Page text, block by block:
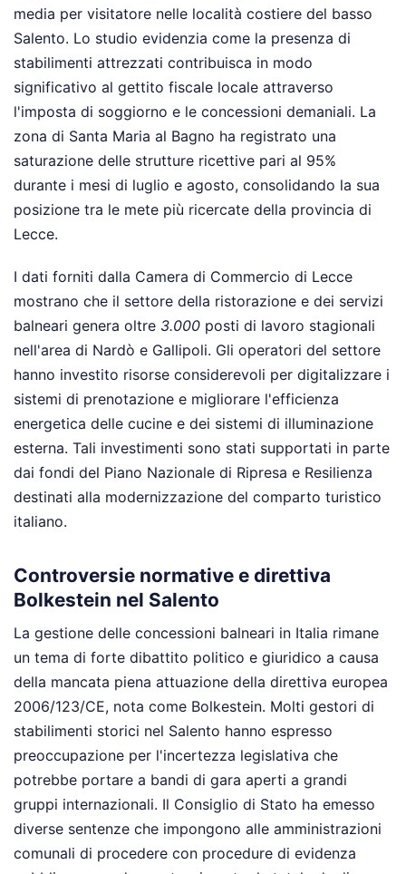
media per visitatore nelle località costiere del basso
Salento. Lo studio evidenzia come la presenza di
stabilimenti attrezzati contribuisca in modo
significativo al gettito fiscale locale attraverso
l'imposta di soggiorno e le concessioni demaniali. La
zona di Santa Maria al Bagno ha registrato una
saturazione delle strutture ricettive pari al 95%
durante i mesi di luglio e agosto, consolidando la sua
posizione tra le mete più ricercate della provincia di
Lecce.
I dati forniti dalla Camera di Commercio di Lecce
mostrano che il settore della ristorazione e dei servizi
balneari genera oltre 3.000 posti di lavoro stagionali
nell'area di Nardò e Gallipoli. Gli operatori del settore
hanno investito risorse considerevoli per digitalizzare i
sistemi di prenotazione e migliorare l'efficienza
energetica delle cucine e dei sistemi di illuminazione
esterna. Tali investimenti sono stati supportati in parte
dai fondi del Piano Nazionale di Ripresa e Resilienza
destinati alla modernizzazione del comparto turistico
italiano.
Controversie normative e direttiva
Bolkestein nel Salento
La gestione delle concessioni balneari in Italia rimane
un tema di forte dibattito politico e giuridico a causa
della mancata piena attuazione della direttiva europea
2006/123/CE, nota come Bolkestein. Molti gestori di
stabilimenti storici nel Salento hanno espresso
preoccupazione per l'incertezza legislativa che
potrebbe portare a bandi di gara aperti a grandi
gruppi internazionali. Il Consiglio di Stato ha emesso
diverse sentenze che impongono alle amministrazioni
comunali di procedere con procedure di evidenza